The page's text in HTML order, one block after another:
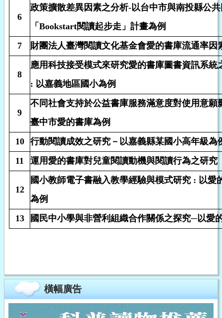
6
政策擴散差異因素之分析-以台中市與南投縣公
「Bookstart閱讀起步走」計畫為例
7
財團法人臺灣閱讀文化基金會愛的書庫流通率因
8
應用科技接受模式來研究愛的書庫圖書資訊系統
: 以嘉義地區國小為例
9
不同社會支持於公益書庫服務滿意度對使用意願
臺中市愛的書庫為例
10
行動閱讀成效之研究－以嘉義縣某國小高年級為
11
運用愛的書庫對兒童閱讀動機與閱讀行為之研究
12
國小教師電子書融入教學經驗與模式研究 : 以愛
為例
13
國民中小學與非營利組織合作關係之探究─以愛
橫幅廣告